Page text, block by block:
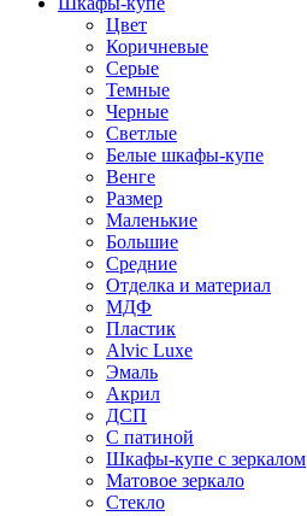
Цвет
Коричневые
Серые
Темные
Черные
Светлые
Белые шкафы-купе
Венге
Размер
Маленькие
Большие
Средние
Отделка и материал
МДФ
Пластик
Alvic Luxe
Эмаль
Акрил
ДСП
С патиной
Шкафы-купе с зеркалом
Матовое зеркало
Стекло